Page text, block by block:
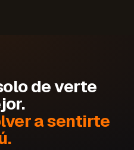
de verte
a sentirte